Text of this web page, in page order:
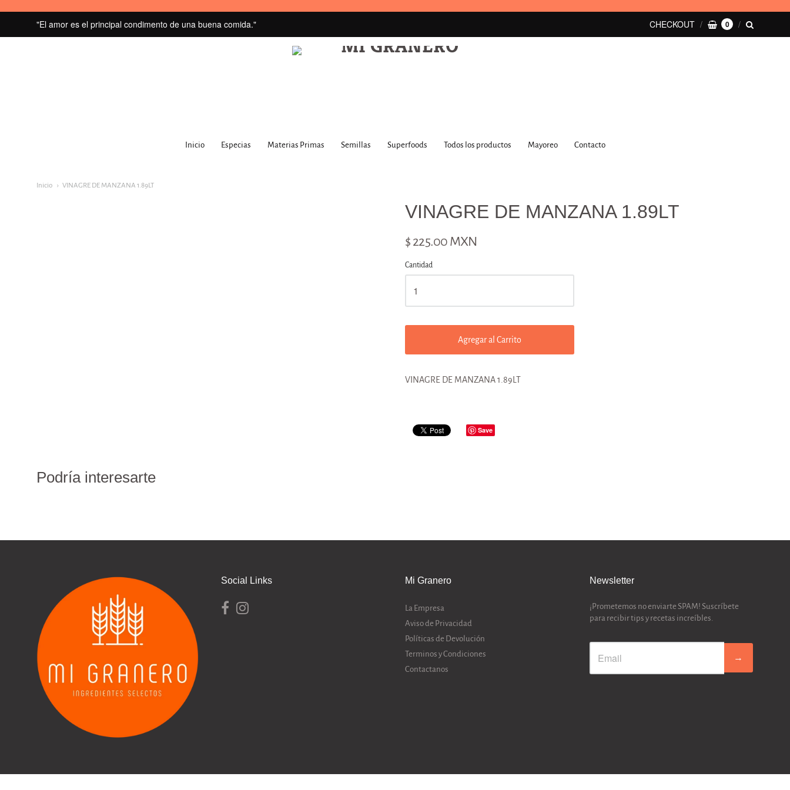
"El amor es el principal condimento de una buena comida." CHECKOUT 0
Menú
Inicio Especias Materias Primas Semillas Superfoods Todos los productos Mayoreo Contacto
Inicio VINAGRE DE MANZANA 1.89LT
VINAGRE DE MANZANA 1.89LT
$ 225.00 MXN
Cantidad
Agregar al Carrito
VINAGRE DE MANZANA 1.89LT
Save
Podría interesarte
Social Links Mi Granero
La Empresa
Aviso de Privacidad
Políticas de Devolución
Terminos y Condiciones
Contactanos
Newsletter
¡Prometemos no enviarte SPAM! Suscríbete
para recibir tips y recetas increíbles.
→